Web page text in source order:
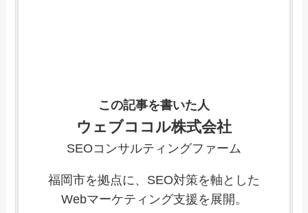
この記事を書いた人
ウェブココル株式会社
SEOコンサルティングファーム
福岡市を拠点に、SEO対策を軸とした
Webマーケティング支援を展開。